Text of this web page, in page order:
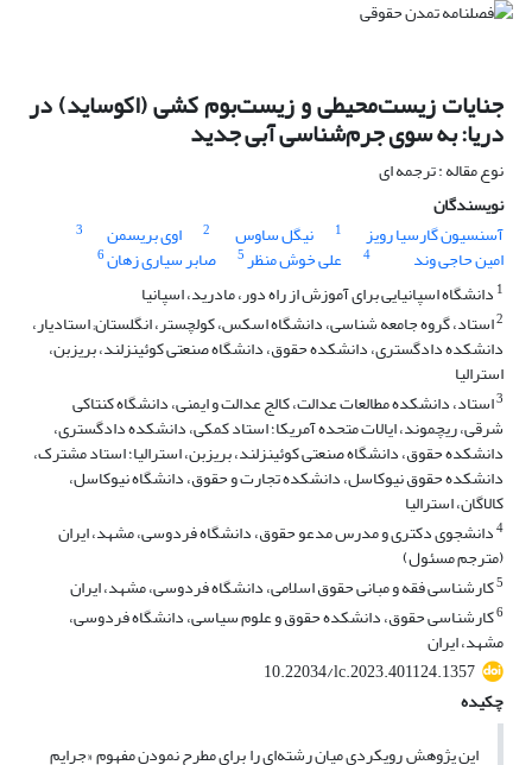
جنایات زیست‌محیطی و زیست‌بوم کشی (اکوساید) در
دریا: به سوی جرم‌شناسی آبی جدید
نوع مقاله : ترجمه ای
نویسندگان
آسنسیون گارسیا رویز
1 نیگل ساوس 2 اوی بریسمن 3
امین حاجی وند 4 علی خوش منظر5 صابر سیاری زهان6
1 دانشگاه اسپانیایی برای آموزش از راه دور، مادرید، اسپانیا
2استاد، گروه جامعه شناسی، دانشگاه اسکس، کولچستر، انگلستان; استادیار،
دانشکده دادگستری، دانشکده حقوق، دانشگاه صنعتی کوئینزلند، بریزبن،
استرالیا
3استاد، دانشکده مطالعات عدالت، کالج عدالت و ایمنی، دانشگاه کنتاکی
شرقی، ریچموند، ایالات متحده آمریکا؛ استاد کمکی، دانشکده دادگستری،
دانشکده حقوق، دانشگاه صنعتی کوئینزلند، بریزبن، استرالیا؛ استاد مشترک،
دانشکده حقوق نیوکاسل، دانشکده تجارت و حقوق، دانشگاه نیوکاسل،
کالاگان، استرالیا
4دانشجوی دکتری و مدرس مدعو حقوق، دانشگاه فردوسی، مشهد، ایران
(مترجم مسئول)
5کارشناسی فقه و مبانی حقوق اسلامی، دانشگاه فردوسی، مشهد، ایران
6کارشناسی حقوق، دانشکده حقوق و علوم سیاسی، دانشگاه فردوسی،
مشهد، ایران
10.22034/lc.2023.401124.1357
چکیده
این پژوهش رویکردی میان رشته‌ای را برای مطرح نمودن مفهوم «جرایم